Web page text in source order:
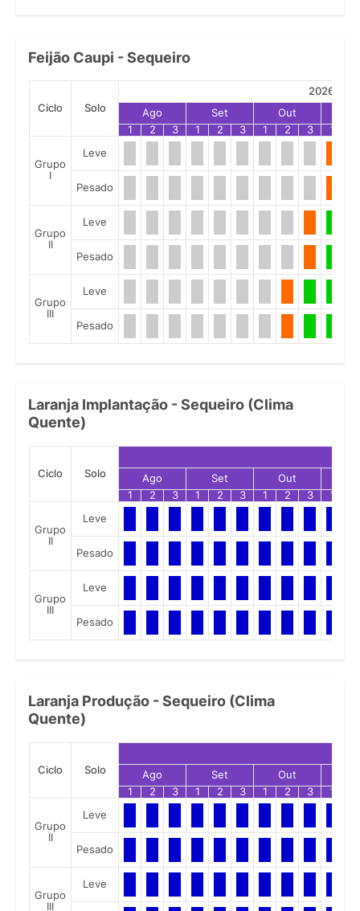
Feijão Caupi - Sequeiro
Ciclo Solo
2026
Ago
Set Out
1
2 3 1 2 3 1 2 3 1
Grupo
I
Leve
Pesado
Grupo
II
Leve
Pesado
Grupo
III
Leve
Pesado
Laranja Implantação - Sequeiro (Clima
Quente)
Ciclo Solo Ago Set Out
1
2 3 1 2 3 1 2 3 1
Grupo
II
Leve
Pesado
Grupo
III
Leve
Pesado
Laranja Produção - Sequeiro (Clima
Quente)
Ciclo Solo Ago Set Out
1
2 3 1 2 3 1 2 3 1
Grupo
II
Leve
Pesado
Grupo
III
Leve